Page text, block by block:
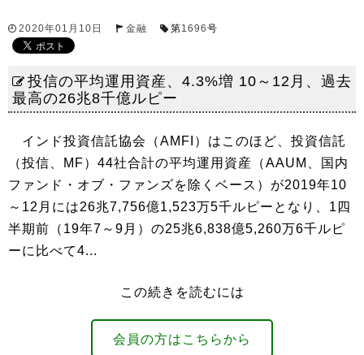
2020年01月10日 金融 第1696号
投信の平均運用資産、4.3%増 10～12月、過去
最高の26兆8千億ルピー
インド投資信託協会（AMFI）はこのほど、投資信託
（投信、MF）44社合計の平均運用資産（AAUM、国内
ファンド・オブ・ファンズを除くベース）が2019年10
～12月には26兆7,756億1,523万5千ルピーとなり、1四
半期前（19年7～9月）の25兆6,838億5,260万6千ルピ
ーに比べて4...
この続きを読むには
会員の方はこちらから